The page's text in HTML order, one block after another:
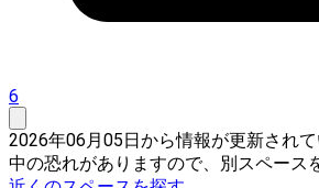
6
2026年06月05日から情報が更新され
中の恐れがありますので、別スペース